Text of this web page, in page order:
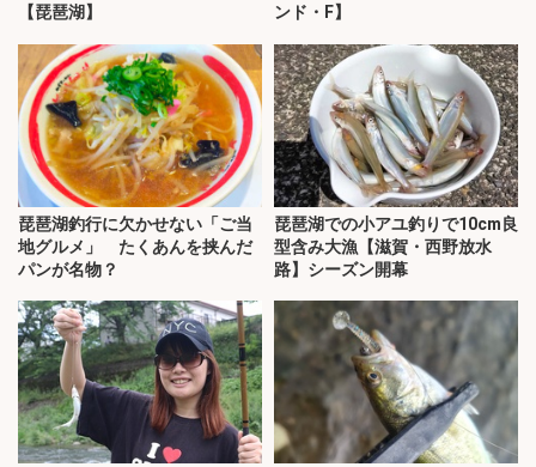
【琵琶湖】
ンド・F】
琵琶湖釣行に欠かせない「ご当
地グルメ」 たくあんを挟んだ
パンが名物？
琵琶湖での小アユ釣りで10cm良
型含み大漁【滋賀・西野放水
路】シーズン開幕